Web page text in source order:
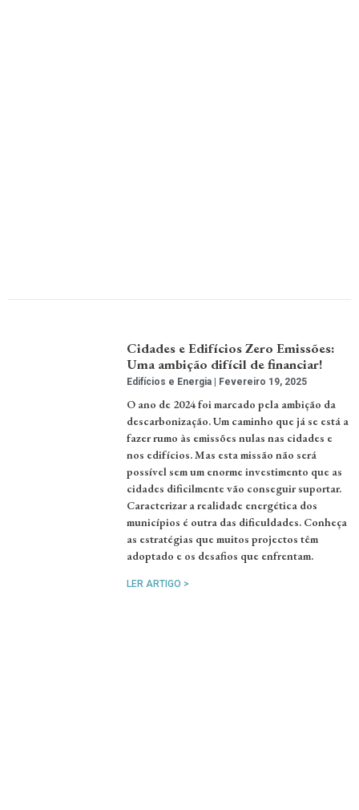
Cidades e Edifícios Zero Emissões:
Uma ambição difícil de financiar!
Edifícios e Energia Fevereiro 19, 2025
O ano de 2024 foi marcado pela ambição da
descarbonização. Um caminho que já se está a
fazer rumo às emissões nulas nas cidades e
nos edifícios. Mas esta missão não será
possível sem um enorme investimento que as
cidades dificilmente vão conseguir suportar.
Caracterizar a realidade energética dos
municípios é outra das dificuldades. Conheça
as estratégias que muitos projectos têm
adoptado e os desafios que enfrentam.
LER ARTIGO >